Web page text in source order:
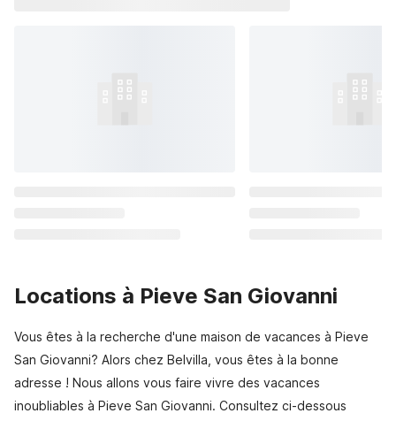
Locations à Pieve San Giovanni
Vous êtes à la recherche d'une maison de vacances à Pieve
San Giovanni? Alors chez Belvilla, vous êtes à la bonne
adresse ! Nous allons vous faire vivre des vacances
inoubliables à Pieve San Giovanni. Consultez ci-dessous